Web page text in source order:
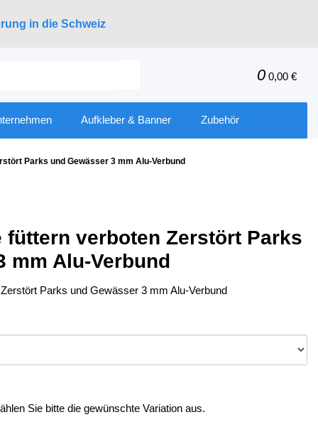
in die Schweiz
0 0,00 €
Aufkleber & Banner Zubehör
Parks und Gewässer 3 mm Alu-Verbund
füttern verboten Zerstört Parks
mm Alu-Verbund
Parks und Gewässer 3 mm Alu-Verbund
Sie bitte die gewünschte Variation aus.